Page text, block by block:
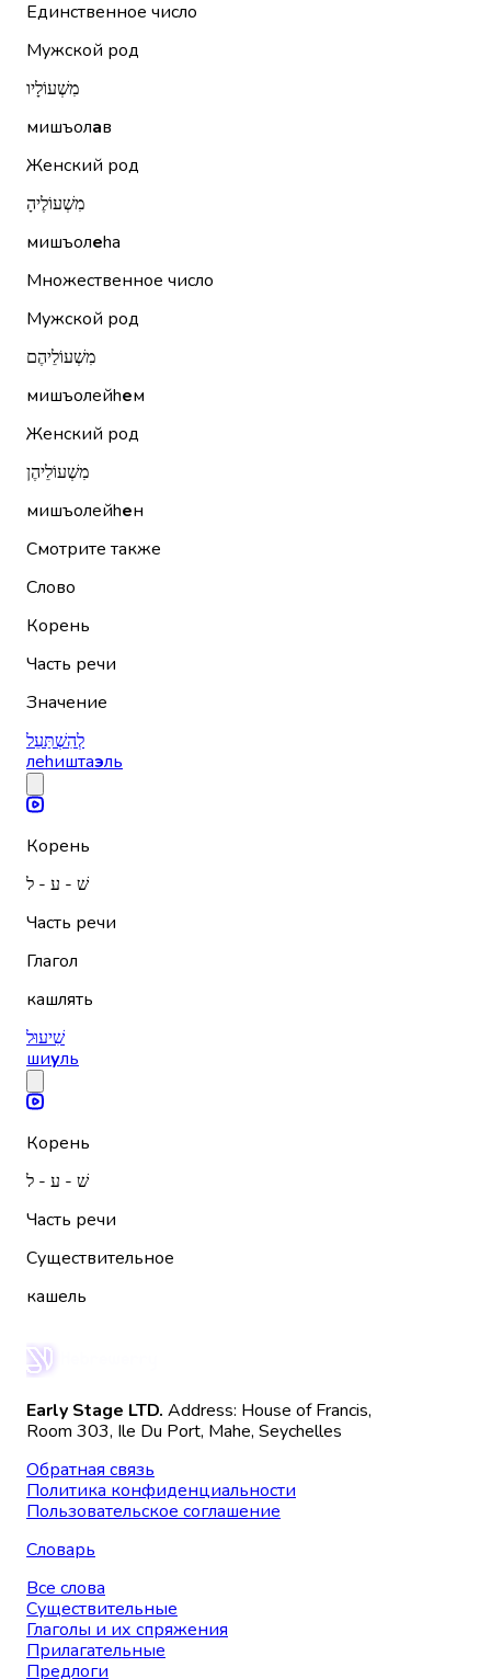
Единственное число
Мужской род
מִשְׁעוֹלָיו
мишъолав
Женский род
מִשְׁעוֹלֶיהָ
мишъолеhа
Множественное число
Мужской род
מִשְׁעוֹלֵיהֶם
мишъолейhем
Женский род
מִשְׁעוֹלֵיהֶן
мишъолейhен
Смотрите также
Слово
Корень
Часть речи
Значение
לְהִשְׁתַּעֵל
леhиштаэль
Корень
שׁ - ע - ל
Часть речи
Глагол
кашлять
שִׁיעוּל
шиуль
Корень
שׁ - ע - ל
Часть речи
Существительное
кашель
Early Stage LTD. Address: House of Francis,
Room 303, Ile Du Port, Mahe, Seychelles
Обратная связь
Политика конфиденциальности
Пользовательское соглашение
Словарь
Все слова
Существительные
Глаголы и их спряжения
Прилагательные
Предлоги